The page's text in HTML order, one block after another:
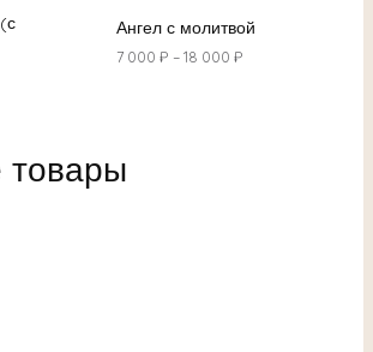
Ангел с молитвой
7 000 ₽ –18 000 ₽